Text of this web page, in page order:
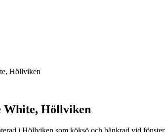
Höllviken
White, Höllviken
i Höllviken som köksö och bänkrad vid fönster.